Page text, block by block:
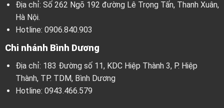
Địa chỉ: Số 262 Ngõ 192 đường Lê Trọng Tấn, Thanh Xuân,
Hà Nội.
Hotline: 0906.840.903
Chi nhánh Bình Dương
Địa chỉ: 183 Đường số 11, KDC Hiệp Thành 3, P. Hiệp
Thành, TP. TDM, Bình Dương
Hotline: 0943.466.579